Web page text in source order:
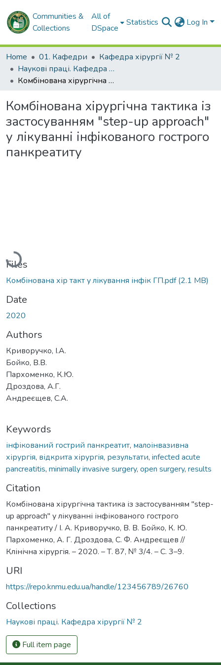
Communities &
Collections
All of
DSpace
Statistics Log In
Home 01. Кафедри
Кафедра хірургії № 2
Наукові праці. Кафедра хірургії № 2
Комбінована хірургічна тактика із застосуванням "step-up approach" у лікуванні інфікованого гострого панкреатиту
Комбінована хірургічна тактика із
застосуванням "step-up approach"
у лікуванні інфікованого гострого
панкреатиту
Loading...
Files
Комбінована хір такт у лікування інфік ГП.pdf(2.1 MB)
Date
2020
Authors
Криворучко, І.А.
Бойко, В.В.
Пархоменко, К.Ю.
Дроздова, А.Г.
Андреєщев, С.А.
Keywords
інфікований гострий панкреатит, малоінвазивна
хірургія, відкрита хірургія, результати, infected acute
pancreatitis, minimally invasive surgery, open surgery, results
Citation
Комбінована хірургічна тактика із застосуванням "step-
up approach" у лікуванні інфікованого гострого
панкреатиту / І. А. Криворучко, В. В. Бойко, К. Ю.
Пархоменко, А. Г. Дроздова, С. Ф. Андреєщев //
Клінічна хірургія. – 2020. – Т. 87, № 3/4. – С. 3–9.
URI
https://repo.knmu.edu.ua/handle/123456789/26760
Collections
Наукові праці. Кафедра хірургії № 2
Full item page